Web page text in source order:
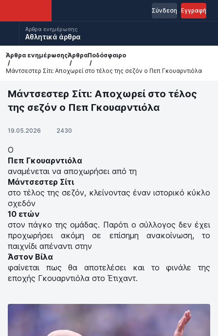
Εγγραφή
Σύνδεση
Άρθρα ενημέρωσης
Αθλητικά άρθρα
Άρθρα ενημέρωσηςΆρθραΠοδόσφαιρο
Μάντσεστερ Σίτι: Αποχωρεί στο τέλος της σεζόν ο Πεπ Γκουαρντιόλα
Μάντσεστερ Σίτι: Αποχωρεί στο τέλος
της σεζόν ο Πεπ Γκουαρντιόλα
19.05.2026 2430
Ο
Πεπ Γκουαρντιόλα
αναμένεται να αποχωρήσει από τη
Μάντσεστερ Σίτι
στο τέλος της σεζόν, κλείνοντας έναν ιστορικό κύκλο
σχεδόν
10 ετών
στον πάγκο της ομάδας. Παρότι ο σύλλογος δεν έχει
προχωρήσει ακόμη σε επίσημη ανακοίνωση, το
παιχνίδι απέναντι στην
Άστον Βίλα
φαίνεται πως θα αποτελέσει και το φινάλε της
εποχής Γκουαρντιόλα στο Έτιχαντ.